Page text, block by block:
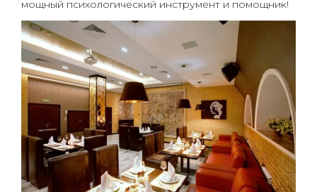
мощный психологический инструмент и помощник!